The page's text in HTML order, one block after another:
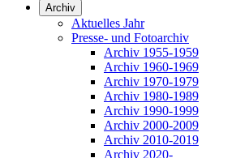
Archiv
Aktuelles Jahr
Presse- und Fotoarchiv
Archiv 1955-1959
Archiv 1960-1969
Archiv 1970-1979
Archiv 1980-1989
Archiv 1990-1999
Archiv 2000-2009
Archiv 2010-2019
Archiv 2020-